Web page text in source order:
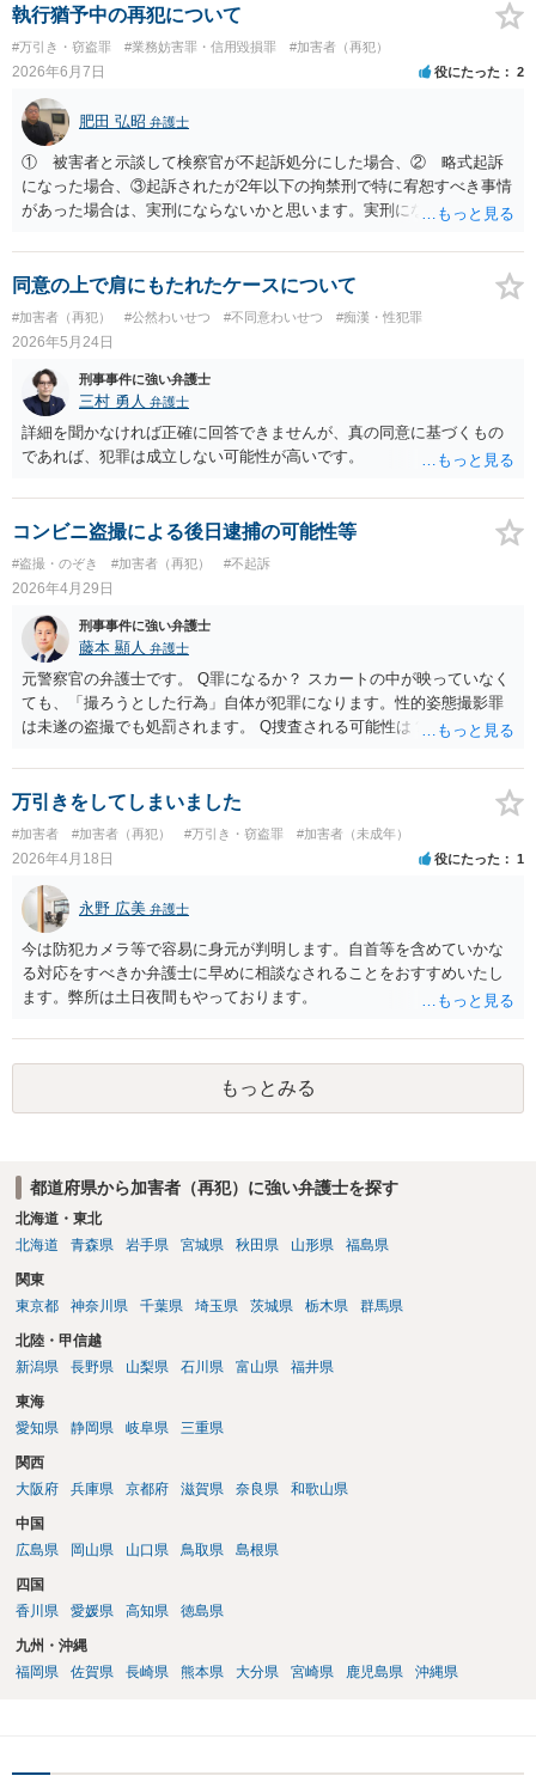
執行猶予中の再犯について
#万引き・窃盗罪 #業務妨害罪・信用毀損罪 #加害者（再犯）
2026年6月7日 役にたった 2
肥田 弘昭 弁護士
① 被害者と示談して検察官が不起訴処分にした場合、② 略式起訴
になった場合、③起訴されたが2年以下の拘禁刑で特に宥恕すべき事情
があった場合は、実刑にならないかと思います。実刑になった場合
す。威力業務妨害罪だけであれば、2年以上には私の弁護経験ではなら
ないかと思いますので、3年8カ月の刑期程度かと思います。ご参考に
同意の上で肩にもたれたケースについて
#加害者（再犯） #公然わいせつ #不同意わいせつ #痴漢・性犯罪
2026年5月24日
刑事事件に強い弁護士
三村 勇人 弁護士
詳細を聞かなければ正確に回答できませんが、真の同意に基づくもの
であれば、犯罪は成立しない可能性が高いです。
コンビニ盗撮による後日逮捕の可能性等
#盗撮・のぞき #加害者（再犯） #不起訴
2026年4月29日
刑事事件に強い弁護士
藤本 顯人 弁護士
元警察官の弁護士です。 Q罪になるか？ スカートの中が映っていなく
ても、「撮ろうとした行為」自体が犯罪になります。性的姿態撮影罪
は未遂の盗撮でも処罰されます。 Q捜査される可能性は？ 女性Bも気
ものの、もし、コンビニがカメラ映像を確認して警察に届け出た場
合、捜査が始まる可能性は十分あります。 マスクをしていても、身
長・体型・服装・歩き方などから身元が特定されることがあります。
また、ポイントカードやクレジットカード、駅でのICカード利用など
から個人情報が分かることもあります。 Qスマホを捨てたことは有
利？ 証拠が減るのは事実ですが、防犯カメラの映像が確認されれば、
盗撮の実行行為が立証できる可能性も高いです。 証拠が少ない＝捜査
されないとは言い切れません。 また、証拠を意図的に隠滅したと判断
されれば、むしろ不利になる可能性もあります。 Q被害者の届け出が
なくても捜査される？ 一応、性的姿態撮影罪は被害者の届け出がなく
ても警察が動ける犯罪です。 ただ、実際には被害者本人からの届出が
なければ警察は捜査には消極的な傾向があります。 友人Aには、ご心
配であれば最寄りの弁護士に相談することをお勧めください。
万引きをしてしまいました
#加害者 #加害者（再犯） #万引き・窃盗罪 #加害者（未成年）
2026年4月18日 役にたった 1
永野 広美 弁護士
今は防犯カメラ等で容易に身元が判明します。自首等を含めていかな
る対応をすべきか弁護士に早めに相談なされることをおすすめいたし
ます。弊所は土日夜間もやっております。
もっとみる
都道府県から加害者（再犯）に強い弁護士を探す
北海道・東北
北海道
青森県 岩手県 宮城県 秋田県 山形県 福島県
関東
東京都
神奈川県 千葉県 埼玉県 茨城県 栃木県 群馬県
北陸・甲信越
新潟県
長野県 山梨県 石川県 富山県 福井県
東海
愛知県
静岡県 岐阜県 三重県
関西
大阪府
兵庫県 京都府 滋賀県 奈良県 和歌山県
中国
広島県
岡山県 山口県 鳥取県 島根県
四国
香川県
愛媛県 高知県 徳島県
九州・沖縄
福岡県
佐賀県 長崎県 熊本県 大分県 宮崎県 鹿児島県 沖縄県